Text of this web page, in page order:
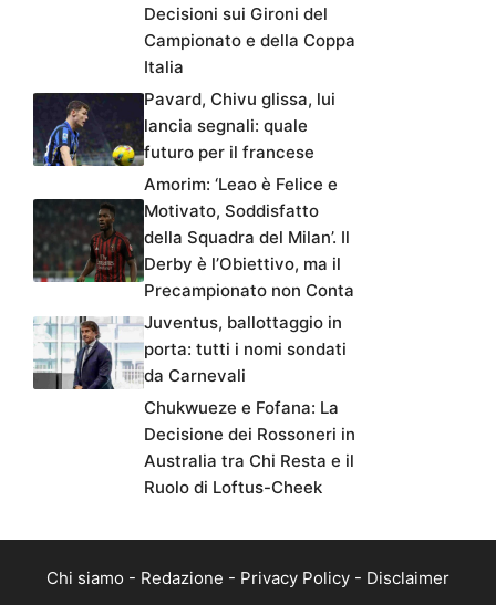
Decisioni sui Gironi del
Campionato e della Coppa
Italia
Pavard, Chivu glissa, lui
lancia segnali: quale
futuro per il francese
Amorim: ‘Leao è Felice e
Motivato, Soddisfatto
della Squadra del Milan’. Il
Derby è l’Obiettivo, ma il
Precampionato non Conta
Juventus, ballottaggio in
porta: tutti i nomi sondati
da Carnevali
Chukwueze e Fofana: La
Decisione dei Rossoneri in
Australia tra Chi Resta e il
Ruolo di Loftus-Cheek
Chi siamo - Redazione - Privacy Policy - Disclaimer